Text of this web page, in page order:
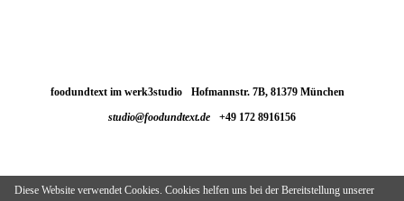
foodundtext im werk3studio
Hofmannstr. 7B, 81379 München
studio@foodundtext.de
+49 172 8916156‬
Diese Website verwendet Cookies. Cookies helfen uns bei der Bereitstellung unserer